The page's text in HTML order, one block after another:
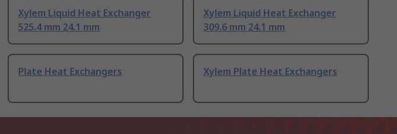
Xylem Liquid Heat Exchanger
525.4 mm 24.1 mm
Xylem Liquid Heat Exchanger
309.6 mm 24.1 mm
Plate Heat Exchangers Xylem Plate Heat Exchangers